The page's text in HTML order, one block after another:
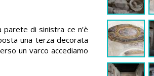
di sinistra ce n’è
una terza decorata
un varco accediamo